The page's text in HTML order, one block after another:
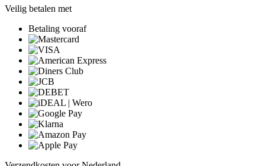
Veilig betalen met
Betaling vooraf